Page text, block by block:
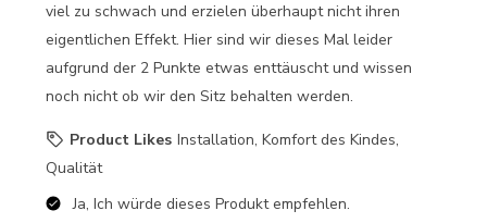
viel zu schwach und erzielen überhaupt nicht ihren
eigentlichen Effekt. Hier sind wir dieses Mal leider
aufgrund der 2 Punkte etwas enttäuscht und wissen
noch nicht ob wir den Sitz behalten werden.
Product Likes Installation, Komfort des Kindes,
Qualität
Ja, Ich würde dieses Produkt empfehlen.